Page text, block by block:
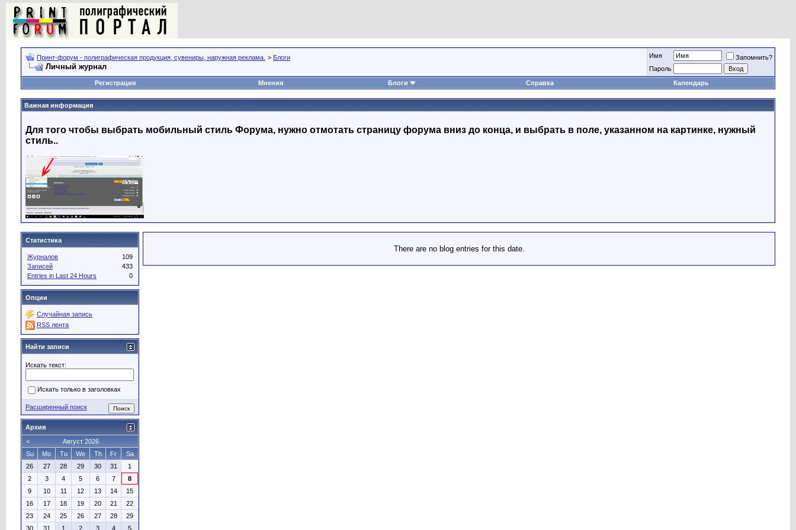
Принт-форум - полиграфическая продукция, сувениры, наружная реклама. > Блоги
Личный журнал
Имя
Запомнить?
Пapoль
Регистрация
Мнения Блоги Справка Календарь
Важная информация
Для того чтобы выбрать мобильный стиль Форума, нужно отмотать страницу форума вниз до конца, и выбрать в поле, указанном на картинке, нужный
стиль..
There are no blog entries for this date.
Статистика
Журналов
109
Записей
433
Entries in Last 24 Hours
0
Опции
Случайная запись
RSS лента
Найти записи
Искать текст:
Искать только в заголовках
Расширенный поиск
Архив
<
Август 2026
Su
Mo Tu We Th Fr
Sa
26
27 28 29 30 31
1
2
3 4 5 6 7
8
9
10 11 12 13 14
15
16
17 18 19 20 21
22
23
24 25 26 27 28
29
30
31 1 2 3 4 5